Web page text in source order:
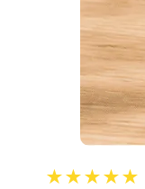
★★★★★